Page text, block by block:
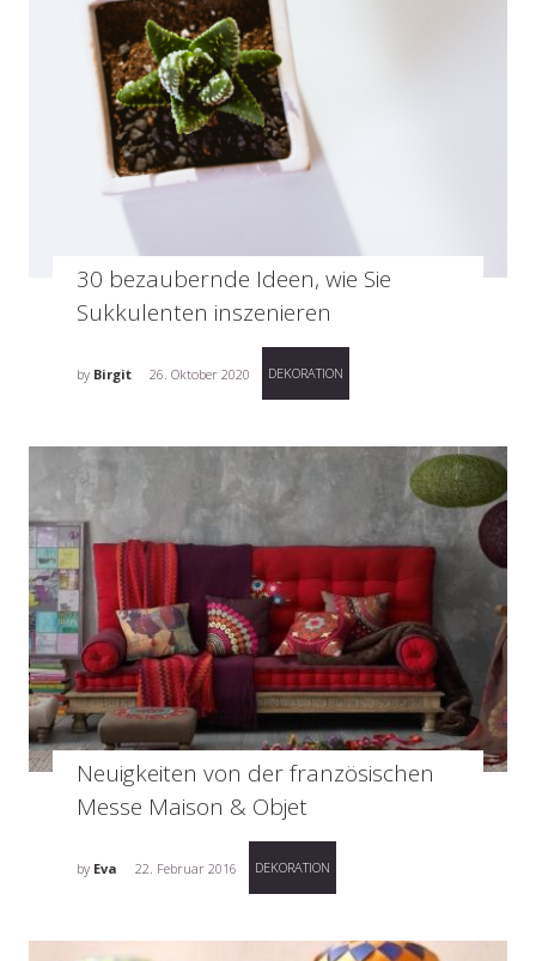
30 bezaubernde Ideen, wie Sie
Sukkulenten inszenieren
by Birgit 26. Oktober 2020 DEKORATION
Neuigkeiten von der französischen
Messe Maison & Objet
by Eva 22. Februar 2016 DEKORATION